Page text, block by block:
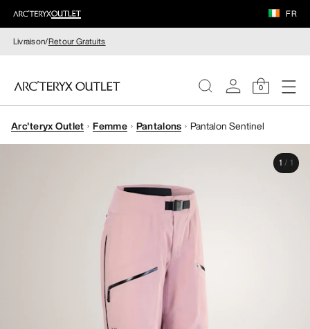
FR
Livraison/Retour Gratuits
0
FEMME
Arc'teryx Outlet Femme Pantalons Pantalon Sentinel
1 / 1